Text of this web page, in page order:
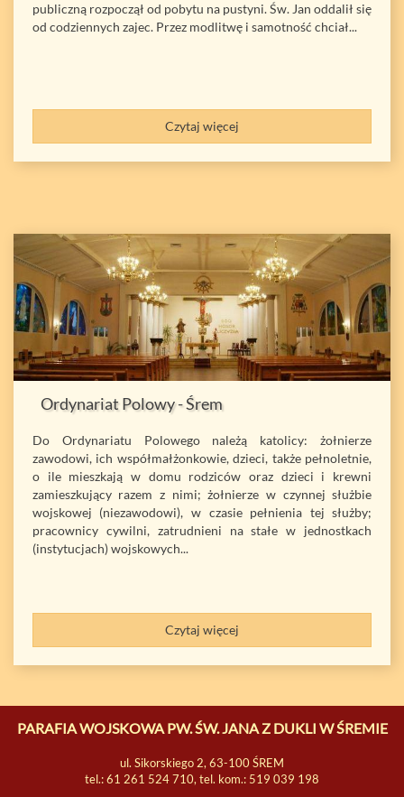
publiczną rozpoczął od pobytu na pustyni. Św. Jan oddalił się
od codziennych zajec. Przez modlitwę i samotność chciał...
Czytaj więcej
Ordynariat Polowy - Śrem
Do Ordynariatu Polowego należą katolicy: żołnierze
zawodowi, ich współmałżonkowie, dzieci, także pełnoletnie,
o ile mieszkają w domu rodziców oraz dzieci i krewni
zamieszkujący razem z nimi; żołnierze w czynnej służbie
wojskowej (niezawodowi), w czasie pełnienia tej służby;
pracownicy cywilni, zatrudnieni na stałe w jednostkach
(instytucjach) wojskowych...
Czytaj więcej
PARAFIA WOJSKOWA PW. ŚW. JANA Z DUKLI W ŚREMIE
ul. Sikorskiego 2, 63-100 ŚREM
tel.: 61 261 524 710, tel. kom.: 519 039 198